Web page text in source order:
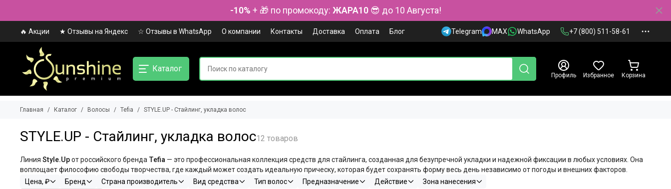
-10% + 🎁 по промокоду: ЖАРА10😎 до 10 Августа!
🔥 Акции ★ Отзывы на Яндекс ☆ Отзывы в WhatsApp О компании Контакты Доставка Оплата Блог Telegram MAX WhatsApp +7 (800) 511-58-61
Каталог
Профиль Избранное Корзина
Главная Каталог Волосы Tefia STYLE.UP - Стайлинг, укладка волос
STYLE.UP - Стайлинг, укладка волос
Линия Style.Upот российского бренда Tefia — это профессиональная коллекция средств для стайлинга, созданная для безупречной укладки и надежной фиксации в любых условиях. Она
воплощает философию свободы творчества, где каждый может создать идеальную прическу, которая будет сохранять форму весь день независимо от погоды и внешних факторов.
Цена, ₽
Бренд Страна производитель Вид средства Тип волос Предназначение Действие Зона нанесения